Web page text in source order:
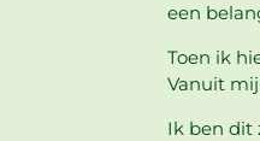
een
Toen ik
Vanuit
Ik ben dit